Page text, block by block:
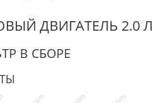
ДВИГАТЕЛЬ 2.0 Л
В СБОРЕ